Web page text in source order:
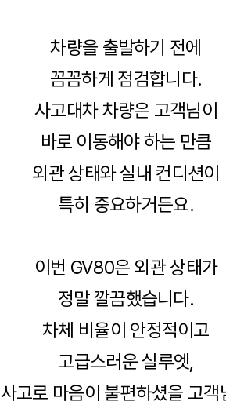
차량을 출발하기 전에
꼼꼼하게 점검합니다.
사고대차 차량은 고객님이
바로 이동해야 하는 만큼
외관 상태와 실내 컨디션이
특히 중요하거든요.
이번 GV80은 외관 상태가
정말 깔끔했습니다.
차체 비율이 안정적이고
고급스러운 실루엣,
사고로 마음이 불편하셨을 고객